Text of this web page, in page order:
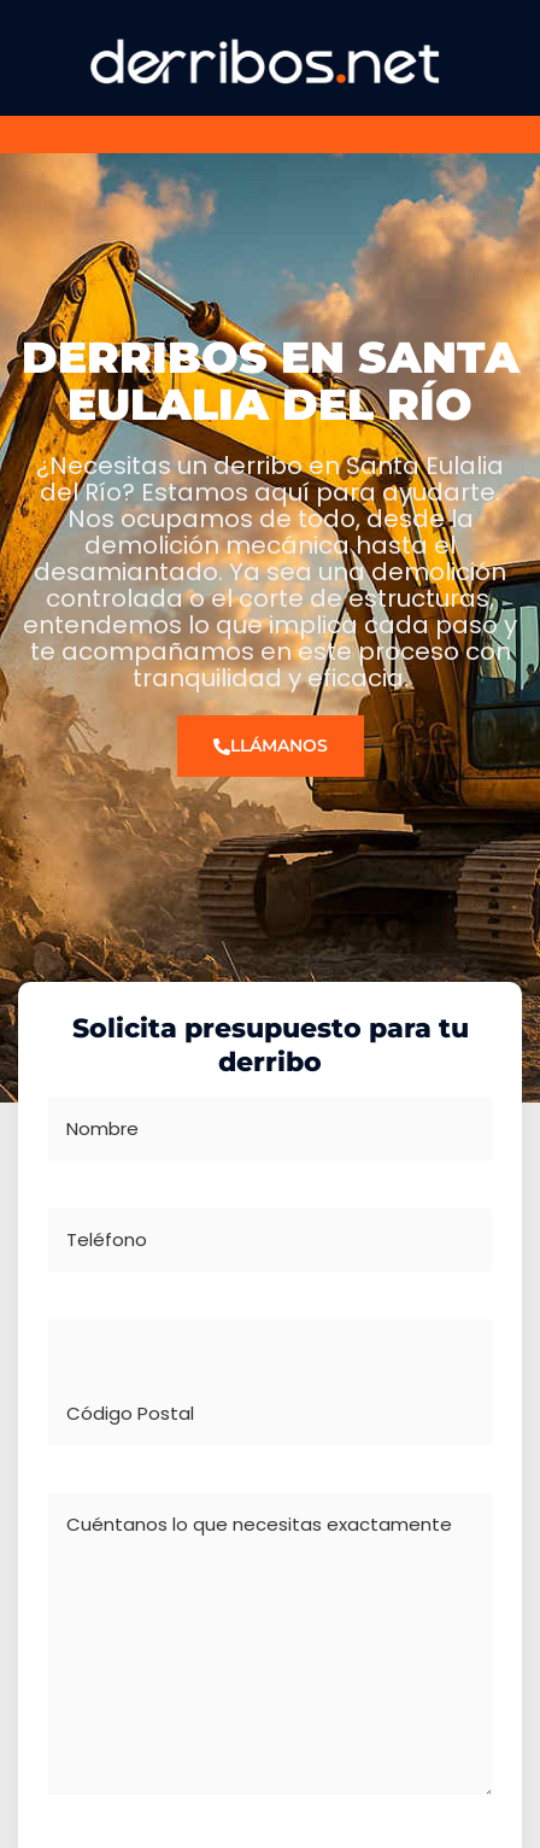
DERRIBOS EN SANTA
EULALIA DEL RÍO
¿Necesitas un derribo en Santa Eulalia
del Río? Estamos aquí para ayudarte.
Nos ocupamos de todo, desde la
demolición mecánica hasta el
desamiantado. Ya sea una demolición
controlada o el corte de estructuras,
entendemos lo que implica cada paso y
te acompañamos en este proceso con
tranquilidad y eficacia.
LLÁMANOS
Solicita presupuesto para tu
derribo